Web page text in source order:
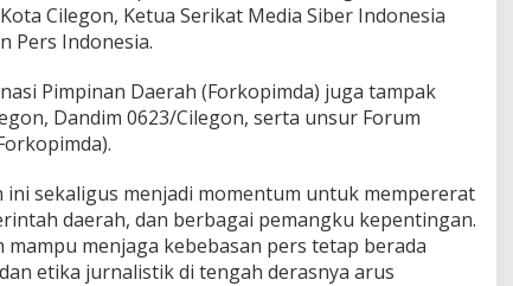
Cilegon, Ketua Serikat Media Siber Indonesia
Pers Indonesia.
Pimpinan Daerah (Forkopimda) juga tampak
Dandim 0623/Cilegon, serta unsur Forum
ini sekaligus menjadi momentum untuk mempererat
daerah, dan berbagai pemangku kepentingan.
menjaga kebebasan pers tetap berada
etika jurnalistik di tengah derasnya arus